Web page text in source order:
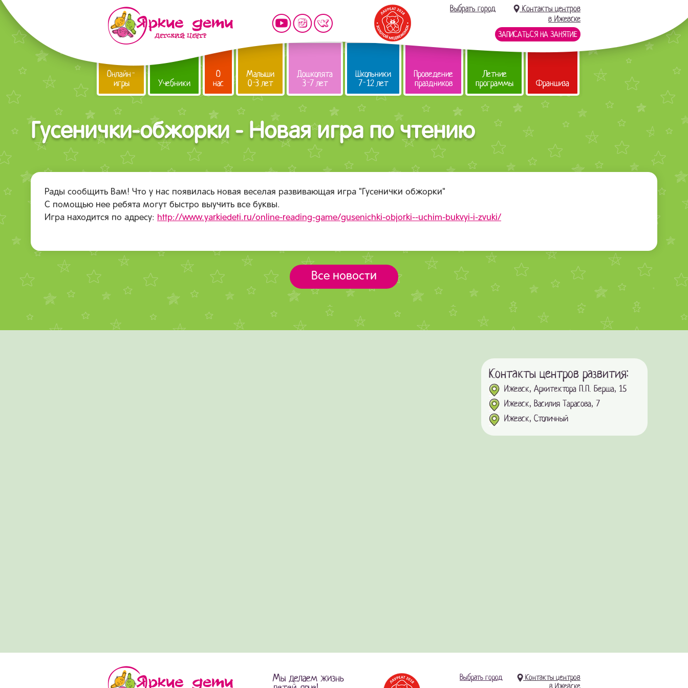
Выбрать город
Контакты центров
в Ижевске
ЗАПИСАТЬСЯ НА ЗАНЯТИЕ
Онлайн-
игры Учебники
О
нас
Малыши
0-3 лет
Дошколята
3-7 лет
Школьники
7-12 лет
Проведение
праздников
Летние
программы Франшиза
Гусенички-обжорки - Новая игра по чтению
Рады сообщить Вам! Что у нас появилась новая веселая развивающая игра "Гусенички обжорки"
С помощью нее ребята могут быстро выучить все буквы.
Игра находится по адресу: http://www.yarkiedeti.ru/online-reading-game/gusenichki-objorki--uchim-bukvyi-i-zvuki/
Все новости
Контакты центров развития:
Ижевск, Архитектора П.П. Берша, 15
Ижевск, Василия Тарасова, 7
Ижевск, Столичный
Мы делаем жизнь Выбрать город
Контакты центров
в Ижевске